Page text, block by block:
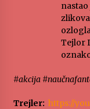
Tejlor
#akcija
Trejler: https://